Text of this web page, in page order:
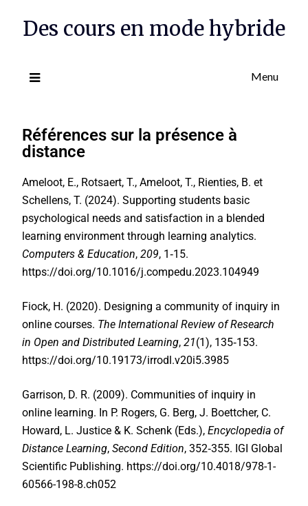
Des cours en mode hybride
Menu
Références sur la présence à
distance
Ameloot, E., Rotsaert, T., Ameloot, T., Rienties, B. et
Schellens, T. (2024). Supporting students basic
psychological needs and satisfaction in a blended
learning environment through learning analytics.
Computers & Education,209, 1‑15.
https://doi.org/10.1016/j.compedu.2023.104949
Fiock, H. (2020). Designing a community of inquiry in
online courses. The International Review of Research
in Open and Distributed Learning,21(1), 135‑153.
https://doi.org/10.19173/irrodl.v20i5.3985
Garrison, D. R. (2009). Communities of inquiry in
online learning. In P. Rogers, G. Berg, J. Boettcher, C.
Howard, L. Justice & K. Schenk (Eds.),Encyclopedia of
Distance Learning, Second Edition, 352‑355. IGI Global
Scientific Publishing. https://doi.org/10.4018/978-1-
60566-198-8.ch052